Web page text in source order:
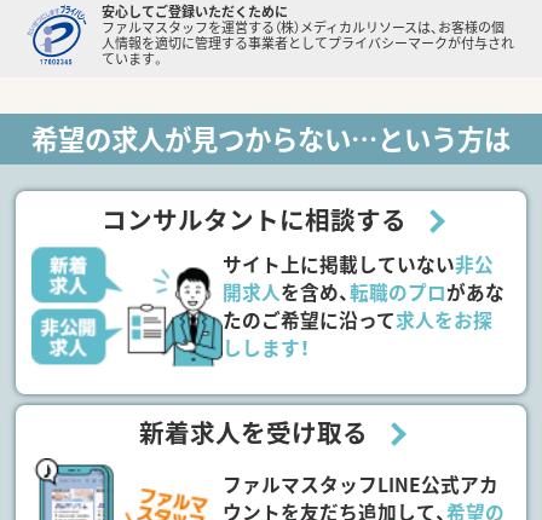
安心してご登録いただくために
ファルマスタッフを運営する（株）メディカルリソースは、お客様の個
人情報を適切に管理する事業者としてプライバシーマークが付与され
ています。
希望の求人が見つからない…という方は
コンサルタントに相談する
サイト上に掲載していない非公
開求人を含め、転職のプロがあな
たのご希望に沿って求人をお探
しします！
新着求人を受け取る
ファルマスタッフLINE公式アカ
ウントを友だち追加して、希望の